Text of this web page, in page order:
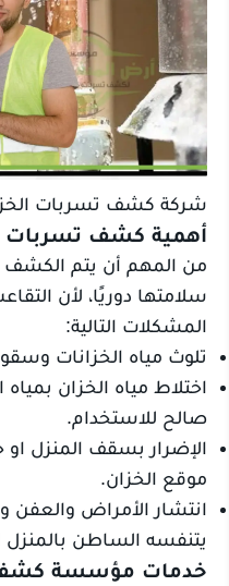
شركة كشف تسربات
أهمية كشف تسربات
من المهم أن يتم الكشف
سلامتها دوريًا، لأن
المشكلات التالية:
تلوث مياه الخزانات
اختلاط مياه الخزان
صالح للاستخدام.
الإضرار بسقف المنزل
موقع الخزان.
انتشار الأمراض والعفن
يتنفسه الساطن
خدمات مؤسسة كشف